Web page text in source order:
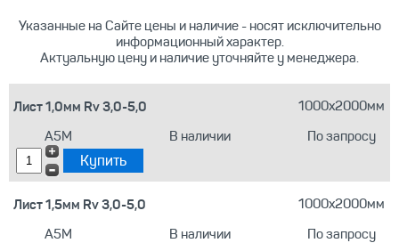
Указанные на Сайте цены и наличие - носят исключительно
информационный характер.
Актуальную цену и наличие уточняйте у менеджера.
Лист 1,0мм Rv 3,0-5,0
1000х2000мм
А5М
В наличии По запросу
Лист 1,5мм Rv 3,0-5,0
1000х2000мм
А5М
В наличии По запросу